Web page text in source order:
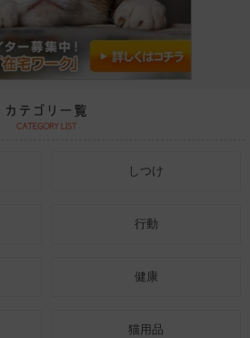
しつけ
行動
健康
猫用品